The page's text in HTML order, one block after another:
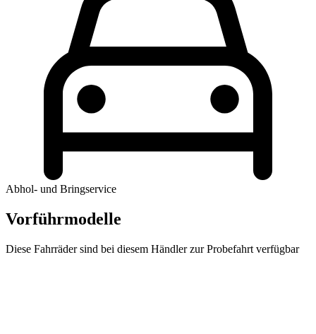
Abhol- und Bringservice
Vorführmodelle
Diese Fahrräder sind bei diesem Händler zur Probefahrt verfügbar